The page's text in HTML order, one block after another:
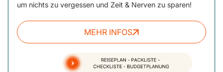
um nichts zu vergessen und Zeit & Nerven zu sparen!
MEHR INFOS